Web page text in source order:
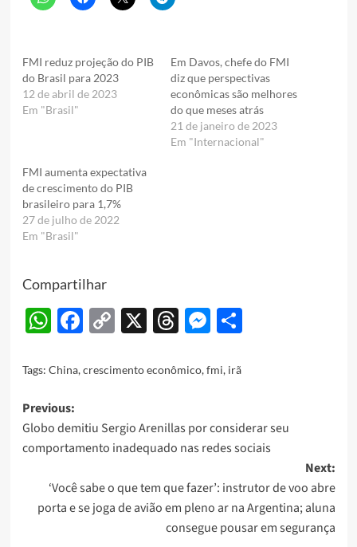
FMI reduz projeção do PIB
do Brasil para 2023
12 de abril de 2023
Em "Brasil"
Em Davos, chefe do FMI
diz que perspectivas
econômicas são melhores
do que meses atrás
21 de janeiro de 2023
Em "Internacional"
FMI aumenta expectativa
de crescimento do PIB
brasileiro para 1,7%
27 de julho de 2022
Em "Brasil"
Compartilhar
WhatsApp
Facebook
Copy
X Threads
Messenger
Share
Tags: China,crescimento econômico,fmi, irã
Post
navigation
Previous:
Globo demitiu Sergio Arenillas por considerar seu
comportamento inadequado nas redes sociais
Next:
‘Você sabe o que tem que fazer’: instrutor de voo abre
porta e se joga de avião em pleno ar na Argentina; aluna
consegue pousar em segurança